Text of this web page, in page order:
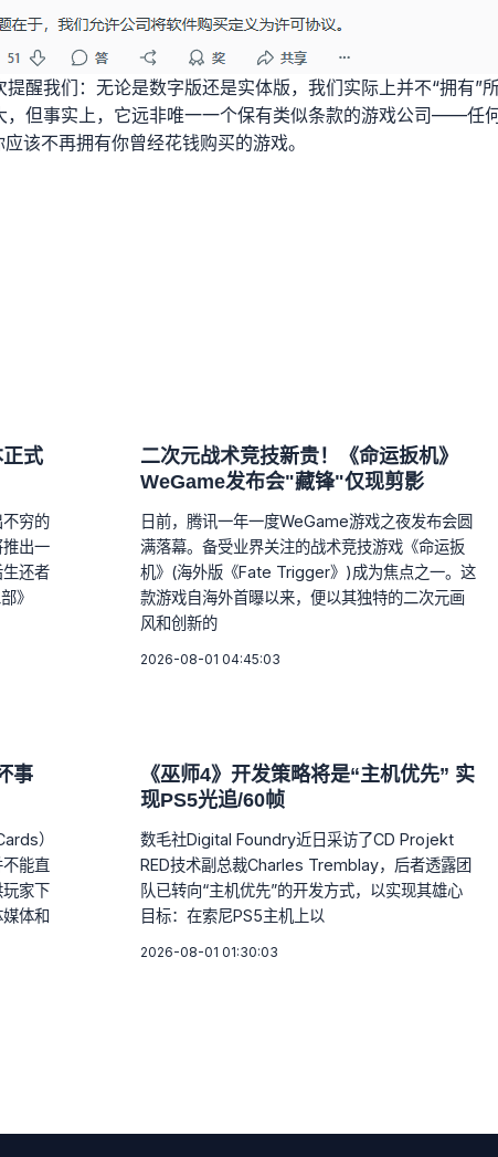
提醒我们：无论是数字版还是实体版，我们实际上并不“拥有”
，但事实上，它远非唯一一个保有类似条款的游戏公司——任
该不再拥有你曾经花钱购买的游戏。
正式
穷的
出一
还者
》
二次元战术竞技新贵！《命运扳机》
WeGame发布会"藏锋"仅现剪影
日前，腾讯一年一度WeGame游戏之夜发布会圆
满落幕。备受业界关注的战术竞技游戏《命运扳
机》(海外版《Fate Trigger》)成为焦点之一。这
款游戏自海外首曝以来，便以其独特的二次元画
风和创新的
2026-08-01 04:45:03
事
）
能直
家下
体和
《巫师4》开发策略将是“主机优先” 实
现PS5光追/60帧
数毛社Digital Foundry近日采访了CD Projekt
RED技术副总裁Charles Tremblay，后者透露团
队已转向“主机优先”的开发方式，以实现其雄心
目标：在索尼PS5主机上以
2026-08-01 01:30:03